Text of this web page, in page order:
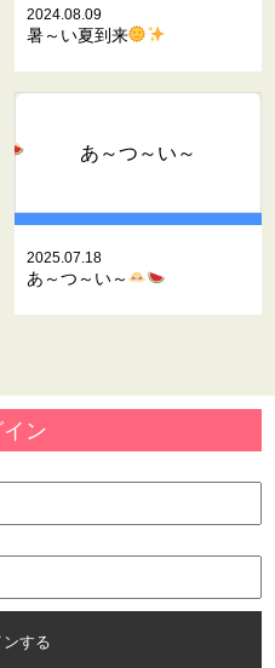
2024.08.09
暑～い夏到来
あ～つ～い～
2025.07.18
あ～つ～い～
ン